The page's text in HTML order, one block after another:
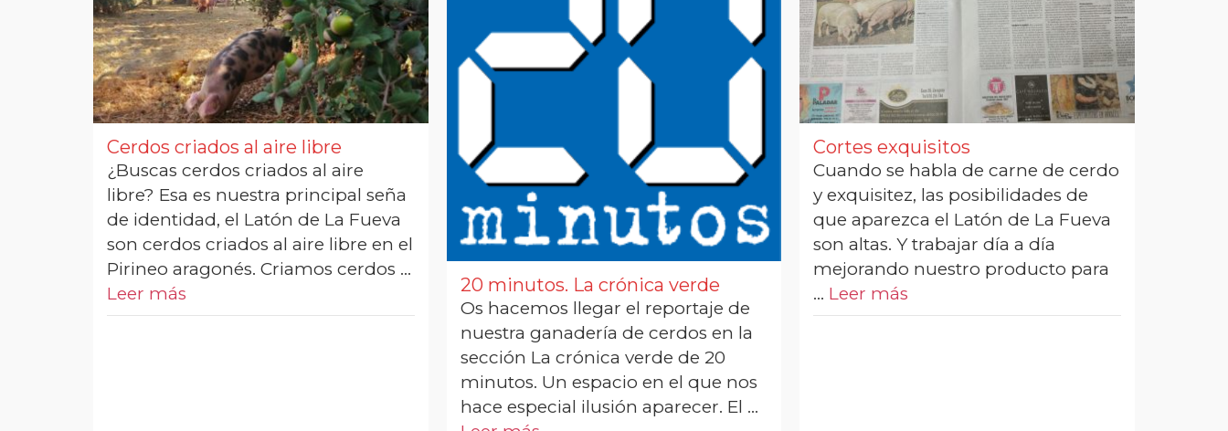
Cerdos criados al aire libre
¿Buscas cerdos criados al aire
libre? Esa es nuestra principal seña
de identidad, el Latón de La Fueva
son cerdos criados al aire libre en el
Pirineo aragonés. Criamos cerdos …
Leer más
20 minutos. La crónica verde
Os hacemos llegar el reportaje de
nuestra ganadería de cerdos en la
sección La crónica verde de 20
minutos. Un espacio en el que nos
hace especial ilusión aparecer. El …
Cortes exquisitos
Cuando se habla de carne de cerdo
y exquisitez, las posibilidades de
que aparezca el Latón de La Fueva
son altas. Y trabajar día a día
mejorando nuestro producto para
… Leer más